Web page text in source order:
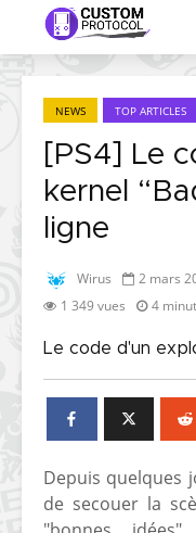
NEWS TOP ARTICLES
[PS4] Le
kernel
ligne
Wirus 2 mars
1 349 vues
4
Le code d'un
Depuis quelques
de secouer la